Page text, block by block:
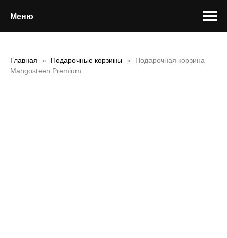
Меню
Главная Подарочные корзины
Подарочная корзина
Mangosteen Premium